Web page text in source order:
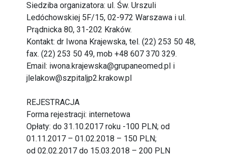
Siedziba organizatora: ul. Św. Urszuli
Ledóchowskiej 5F/15, 02-972 Warszawa i ul.
Prądnicka 80, 31-202 Kraków.
Kontakt: dr Iwona Krajewska, tel. (22) 253 50 48,
fax. (22) 253 50 49, mob +48 607 370 329.
Email: iwona.krajewska@grupaneomed.pl i
jlelakow@szpitaljp2.krakow.pl
REJESTRACJA
Forma rejestracji: internetowa
Opłaty: do 31.10.2017 roku -100 PLN; od
01.11.2017 – 01.02.2018 – 150 PLN;
od 02.02.2017 do 15.03.2018 – 200 PLN